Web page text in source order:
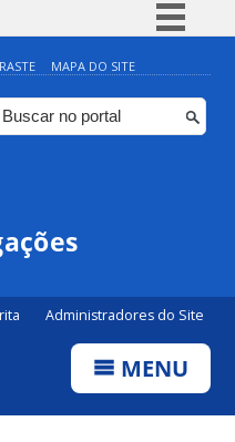
Simplifique!
Comunica BR
Participe
Canais
MAPA DO SITE
Administradores do Site
MENU